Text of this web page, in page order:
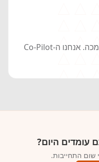
זמינים תמיד ומקדימים תרופה למכה. אנחנו ה-Co-Pilot
עומדים היום‏?